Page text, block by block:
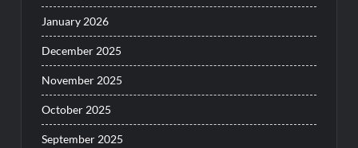
January 2026
December 2025
November 2025
October 2025
September 2025